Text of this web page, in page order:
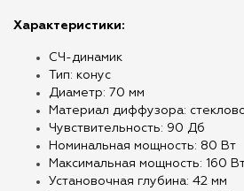
Характеристики:
СЧ-динамик
Тип: конус
Диаметр: 70 мм
Материал диффузора:
Чувствительность: 90 Дб
Номинальная мощность: 80 Вт
Максимальная мощность: 160
Установочная глубина: 42 мм